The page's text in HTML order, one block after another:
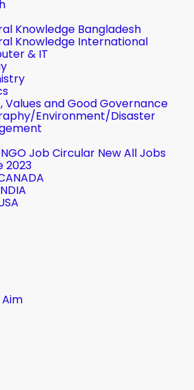
Knowledge Bangladesh
Knowledge International
& IT
Values ​​and Good Governance
Environment/Disaster
NGO Job Circular New All Jobs
2023